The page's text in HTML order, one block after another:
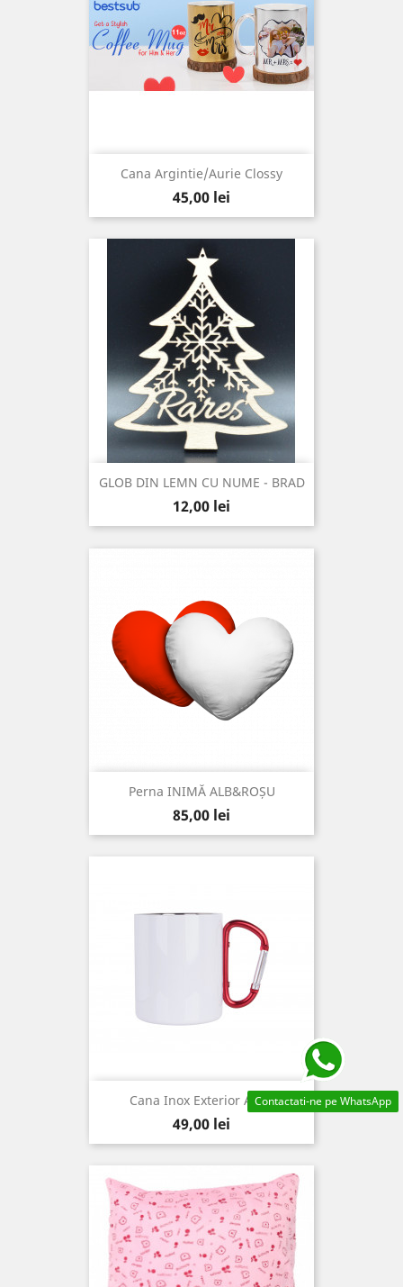
Cana Argintie/Aurie Clossy
Pret
45,00 lei
GLOB DIN LEMN CU NUME - BRAD
Pret
12,00 lei
Perna INIMĂ ALB&ROȘU
Pret
85,00 lei
Cana Inox Exterior Alb...
Pret
49,00 lei
Contactati-ne pe WhatsApp